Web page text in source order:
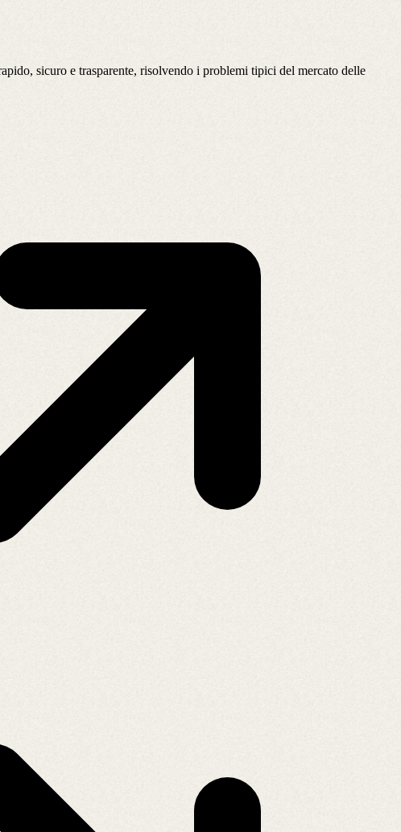
sicuro e trasparente, risolvendo i problemi tipici del mercato delle